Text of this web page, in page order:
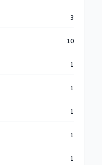
3
10
1
1
1
1
1